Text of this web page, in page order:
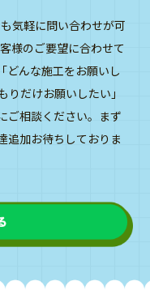
気軽に問い合わせが可
様のご要望に合わせて
どんな施工をお願いし
だけお願いしたい」
ご相談ください。まず
追加お待ちしておりま